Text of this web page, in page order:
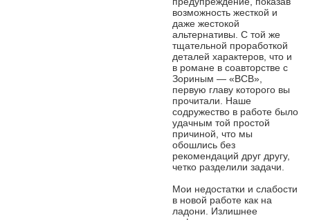
возможность жесткой и
даже жестокой
альтернативы. С той же
тщательной проработкой
деталей характеров, что и
в романе в соавторстве с
Зориным — «ВСВ»,
первую главу которого вы
прочитали. Наше
содружество в работе было
удачным той простой
причиной, что мы
обошлись без
рекомендаций друг другу,
четко разделили задачи.
Мои недостатки и слабости
в новой работе как на
ладони. Излишнее